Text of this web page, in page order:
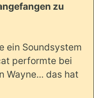
zu
ein Soundsystem
performte bei
Wayne... das hat